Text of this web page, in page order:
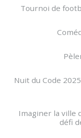
Tournoi de
Nuit du Code
Imaginer la ville
défi